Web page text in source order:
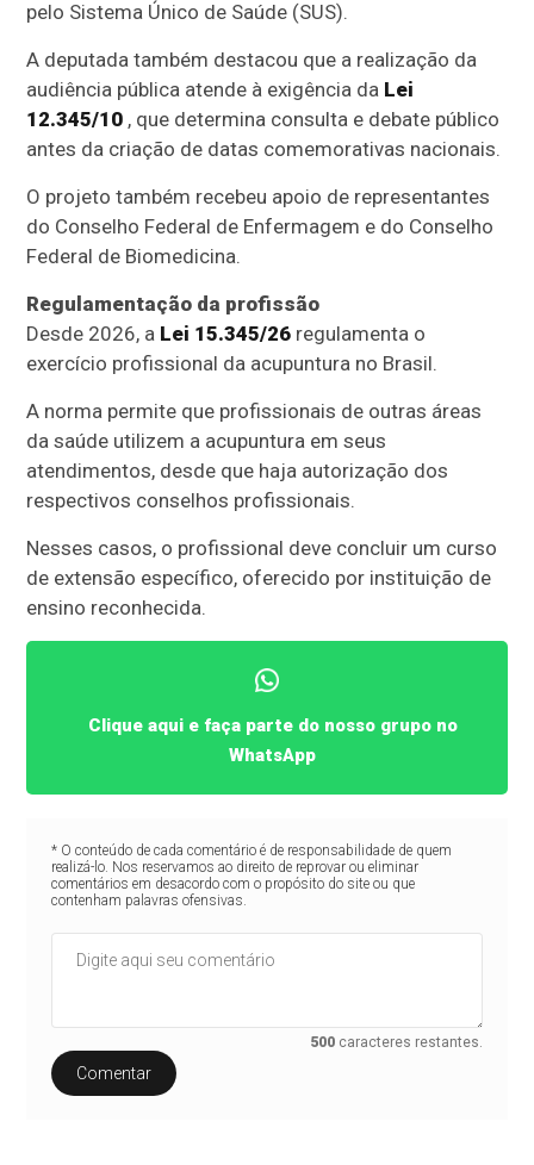
pelo Sistema Único de Saúde (SUS).
A deputada também destacou que a realização da
audiência pública atende à exigência da Lei
12.345/10 , que determina consulta e debate público
antes da criação de datas comemorativas nacionais.
O projeto também recebeu apoio de representantes
do Conselho Federal de Enfermagem e do Conselho
Federal de Biomedicina.
Regulamentação da profissão
Desde 2026, a Lei 15.345/26 regulamenta o
exercício profissional da acupuntura no Brasil.
A norma permite que profissionais de outras áreas
da saúde utilizem a acupuntura em seus
atendimentos, desde que haja autorização dos
respectivos conselhos profissionais.
Nesses casos, o profissional deve concluir um curso
de extensão específico, oferecido por instituição de
ensino reconhecida.
Clique aqui e faça parte do nosso grupo no
WhatsApp
* O conteúdo de cada comentário é de responsabilidade de quem
realizá-lo. Nos reservamos ao direito de reprovar ou eliminar
comentários em desacordo com o propósito do site ou que
contenham palavras ofensivas.
500 caracteres restantes.
Comentar